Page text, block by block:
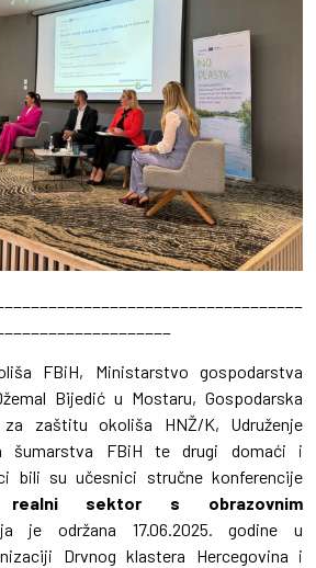
FBiH, Ministarstvo gospodarstva
Bijedić u Mostaru, Gospodarska
zaštitu okoliša HNŽ/K, Udruženje
šumarstva FBiH te drugi domaći i
bili su učesnici stručne konferencije
realni sektor s obrazovnim
je održana 17.06.2025. godine u
Drvnog klastera Hercegovina i